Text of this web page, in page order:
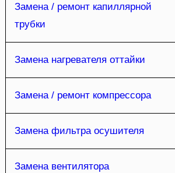
Замена / ремонт капиллярной
трубки
Замена нагревателя оттайки
Замена / ремонт компрессора
Замена фильтра осушителя
Замена вентилятора